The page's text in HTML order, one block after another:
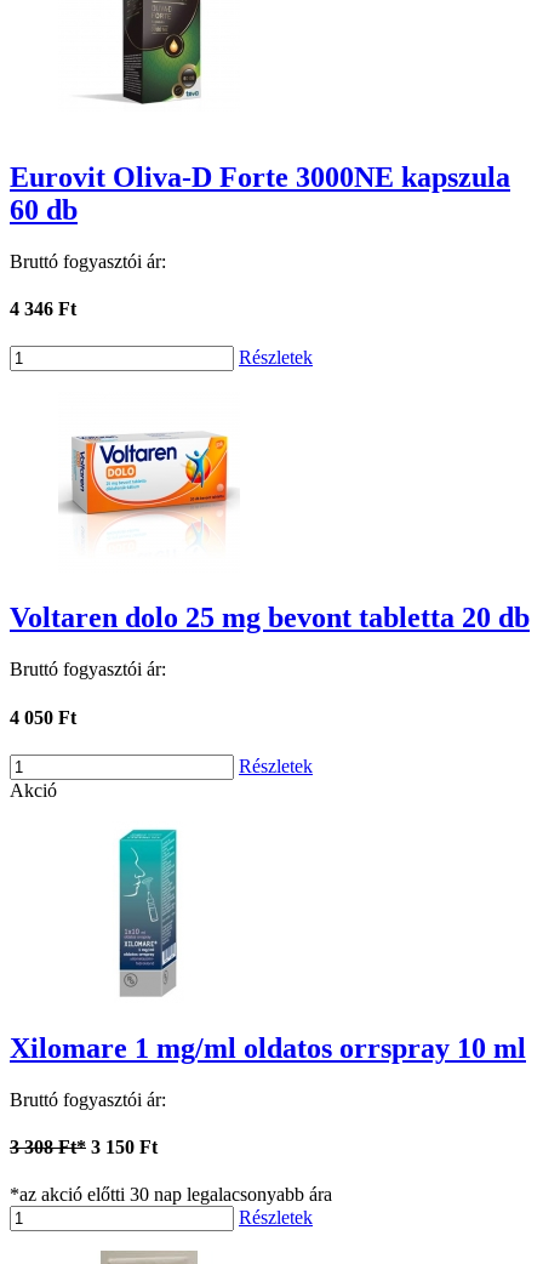
Eurovit Oliva-D Forte 3000NE kapszula
60 db
Bruttó fogyasztói ár:
4 346 Ft
Részletek
Voltaren dolo 25 mg bevont tabletta 20 db
Bruttó fogyasztói ár:
4 050 Ft
Részletek
Akció
Xilomare 1 mg/ml oldatos orrspray 10 ml
Bruttó fogyasztói ár:
3 308 Ft* 3 150 Ft
*az akció előtti 30 nap legalacsonyabb ára
Részletek